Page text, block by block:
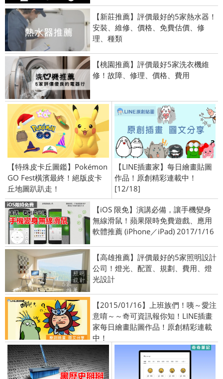
【新莊推薦】評價最好的5家熱水器！
安裝、維修、價格、免費估價、修
理、種類
【桃園推薦】評價最好5家洗衣機維
修！故障、修理、價格、費用
【特殊皮卡丘圖鑑】Pokémon
GO Fest橫濱最終！絕版皮卡
丘地圖趴趴走！
【LINE插畫家】每日繪畫貼圖
作品！原創精彩連載中！
[12/18]
【iOS 限免】演講必備，讓手機變身
無線滑鼠！蘋果限時免費遊戲、應用
軟體推薦 (iPhone／iPad) 2017/1/16
【高雄推薦】評價最好的5家照明設計
公司！燈光、配置、規劃、費用、燈
光設計
【2015/01/16】上班族們！咦～愛注
意唷～～奇可資訊報你知！LINE插畫
家每日繪畫貼圖作品！原創精彩連載
中！